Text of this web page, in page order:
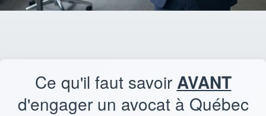
Ce qu'il faut savoir AVANT
d'engager un avocat à Québec